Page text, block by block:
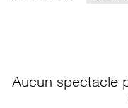
Aucun spectacle